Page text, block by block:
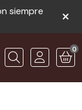
siempre
Buscar
0